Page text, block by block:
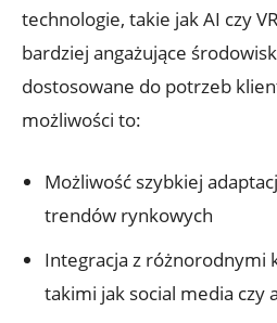
technologie,‍ takie jak ‍AI czy
bardziej angażujące
dostosowane do potrzeb
możliwości‌ to:
Możliwość szybkiej
trendów rynkowych
Integracja z różnorodnymi
takimi ​jak social media czy